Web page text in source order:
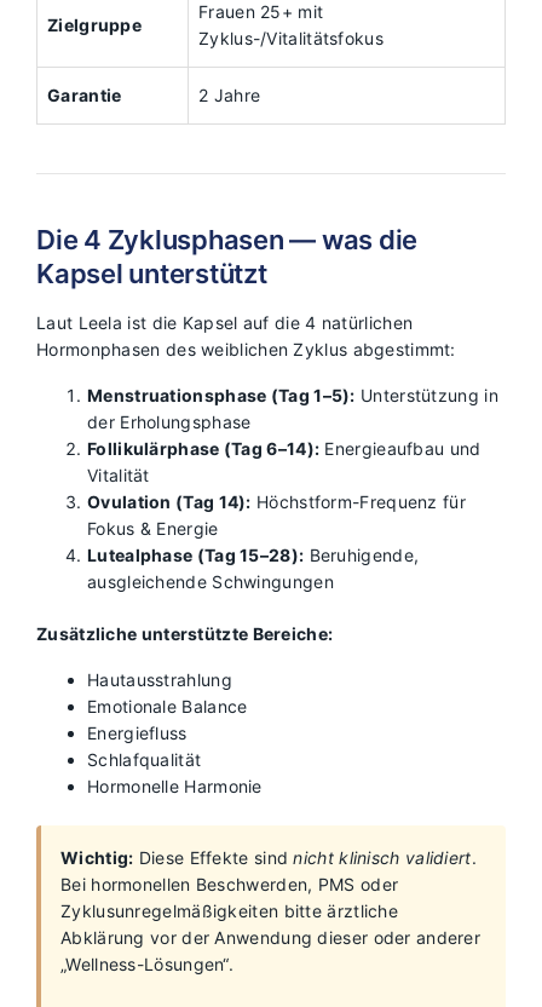
Zielgruppe
Frauen 25+ mit
Zyklus-/Vitalitätsfokus
Garantie 2 Jahre
Die 4 Zyklusphasen — was die
Kapsel unterstützt
Laut Leela ist die Kapsel auf die 4 natürlichen
Hormonphasen des weiblichen Zyklus abgestimmt:
Menstruationsphase (Tag 1–5): Unterstützung in
der Erholungsphase
Follikulärphase (Tag 6–14): Energieaufbau und
Vitalität
Ovulation (Tag 14): Höchstform-Frequenz für
Fokus & Energie
Lutealphase (Tag 15–28): Beruhigende,
ausgleichende Schwingungen
Zusätzliche unterstützte Bereiche:
Hautausstrahlung
Emotionale Balance
Energiefluss
Schlafqualität
Hormonelle Harmonie
Wichtig: Diese Effekte sindnicht klinisch validiert.
Bei hormonellen Beschwerden, PMS oder
Zyklusunregelmäßigkeiten bitte ärztliche
Abklärung vor der Anwendung dieser oder anderer
„Wellness-Lösungen“.